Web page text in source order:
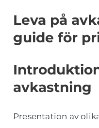
Leva på
guide för
avkastning
Presentation av